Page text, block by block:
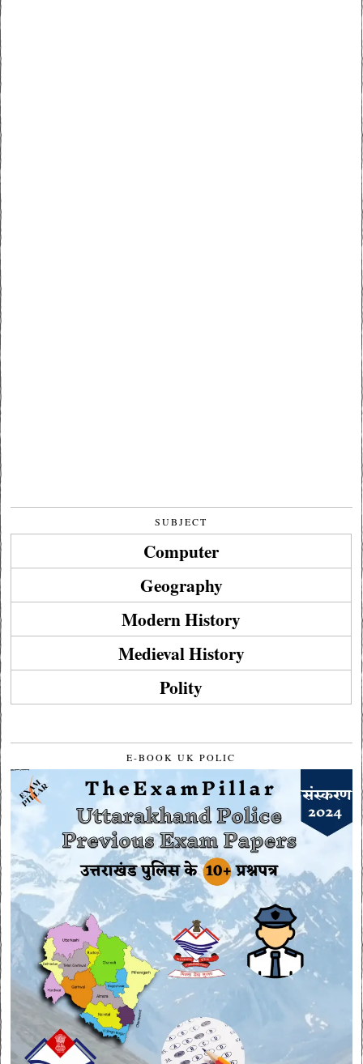
SUBJECT
Computer
Geography
Modern History
Medieval History
Polity
E-BOOK UK POLIC